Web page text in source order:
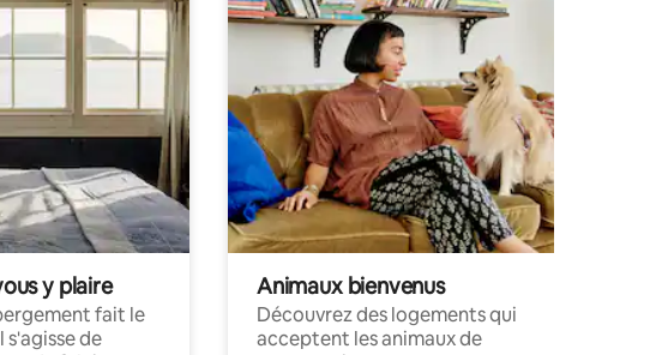
y plaire
fait le
s'agisse de
Animaux bienvenus
Découvrez des logements qui
acceptent les animaux de